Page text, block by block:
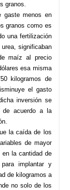
granos.
gaste menos en
granos como es
una fertilización
significaban
maíz al precio
esa misma
kilogramos de
el gasto
inversión se
de acuerdo a la
la caída de los
de mayor
en la cantidad de
implantar y
de kilogramos a
no solo de los